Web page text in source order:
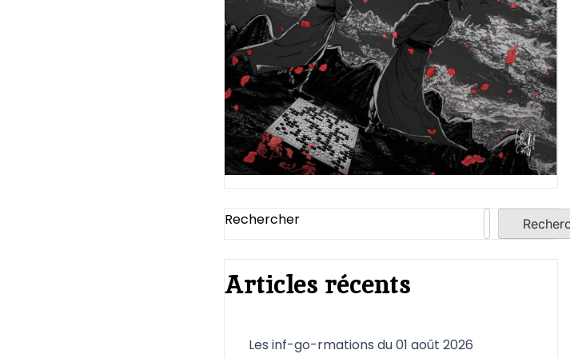
Rechercher
Articles récents
Les inf-go-rmations du 01 août 2026